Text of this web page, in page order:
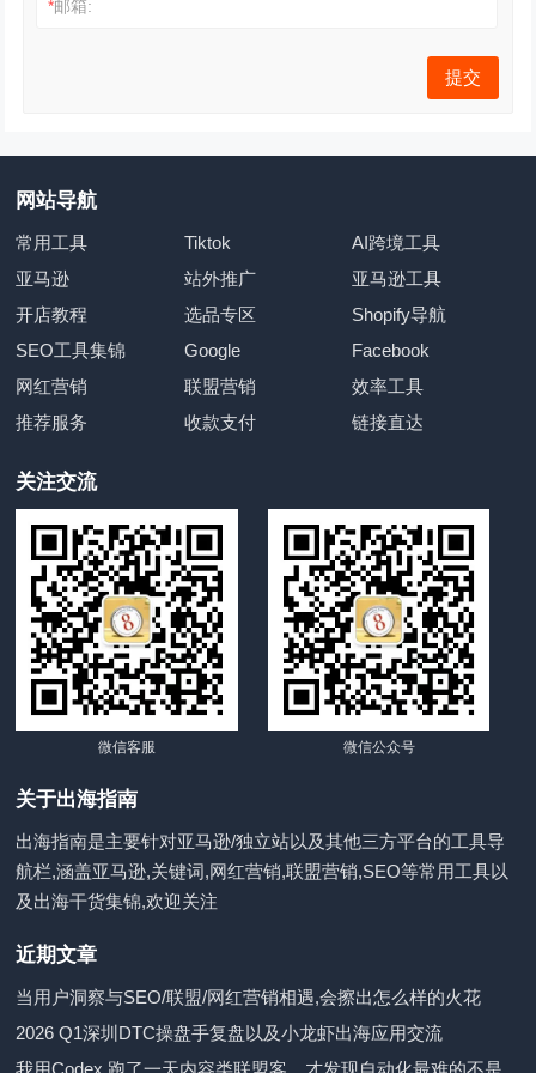
*邮箱:
网站导航
常用工具 Tiktok
AI跨境工具
亚马逊
站外推广
亚马逊工具
开店教程
选品专区
Shopify导航
SEO工具集锦
Google
Facebook
网红营销
联盟营销
效率工具
推荐服务
收款支付 链接直达
关注交流
微信客服 微信公众号
关于出海指南
出海指南是主要针对亚马逊/独立站以及其他三方平台的工具导
航栏,涵盖亚马逊,关键词,网红营销,联盟营销,SEO等常用工具以
及出海干货集锦,欢迎关注
近期文章
当用户洞察与SEO/联盟/网红营销相遇,会擦出怎么样的火花
2026 Q1深圳DTC操盘手复盘以及小龙虾出海应用交流